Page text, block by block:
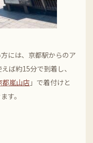
には、京都駅からのア
ば約15分で到着し、
都嵐山店 」で着付けと
す。